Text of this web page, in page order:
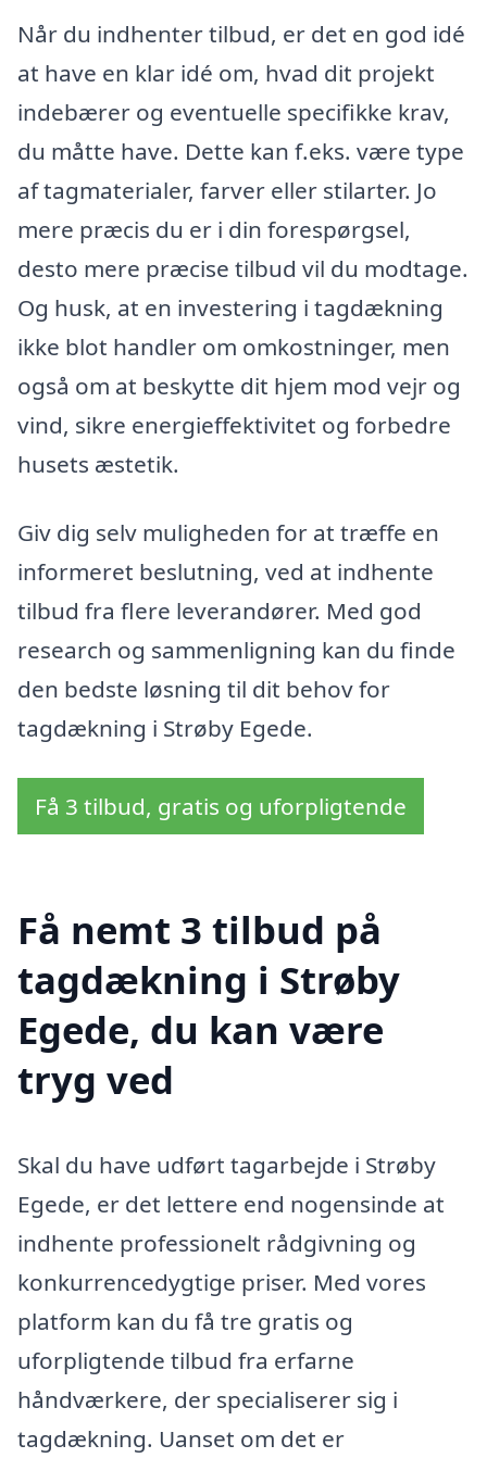
Når du indhenter tilbud, er det en god idé
at have en klar idé om, hvad dit projekt
indebærer og eventuelle specifikke krav,
du måtte have. Dette kan f.eks. være type
af tagmaterialer, farver eller stilarter. Jo
mere præcis du er i din forespørgsel,
desto mere præcise tilbud vil du modtage.
Og husk, at en investering i tagdækning
ikke blot handler om omkostninger, men
også om at beskytte dit hjem mod vejr og
vind, sikre energieffektivitet og forbedre
husets æstetik.
Giv dig selv muligheden for at træffe en
informeret beslutning, ved at indhente
tilbud fra flere leverandører. Med god
research og sammenligning kan du finde
den bedste løsning til dit behov for
tagdækning i Strøby Egede.
Få 3 tilbud, gratis og uforpligtende
Få nemt 3 tilbud på
tagdækning i Strøby
Egede, du kan være
tryg ved
Skal du have udført tagarbejde i Strøby
Egede, er det lettere end nogensinde at
indhente professionelt rådgivning og
konkurrencedygtige priser. Med vores
platform kan du få tre gratis og
uforpligtende tilbud fra erfarne
håndværkere, der specialiserer sig i
tagdækning. Uanset om det er